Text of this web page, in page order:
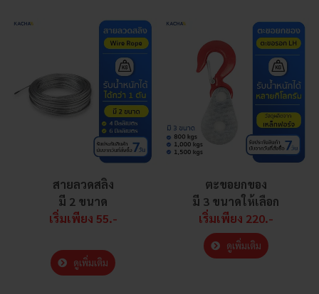
สายลวดสลิง
มี 2 ขนาด
เริ่มเพียง 55.-
ดูเพิ่มเติม
ตะขอยกของ
มี 3 ขนาดให้เลือก
เริ่มเพียง 220.-
ดูเพิ่มเติม